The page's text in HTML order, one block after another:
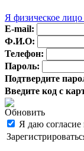
Я физическое лицо
E-mail:
Ф.И.О:
Телефон:
Пароль:
Подтвердите
Введите код с
Обновить
Я даю